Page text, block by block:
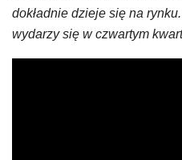
dokładnie dzieje się na
wydarzy się w czwartym